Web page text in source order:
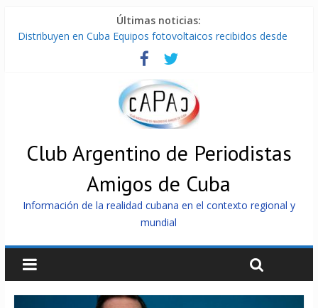
Últimas noticias:
Distribuyen en Cuba Equipos fotovoltaicos recibidos desde
La ONU condena medidas de EE.UU contra Cuba
Cuba alerta sobre doctrina militar de dominación de EEUU
Nuevas sanciones de EEUU contra Cuba apuntan a la
cooperación militar con Rusia y China
Brutal represión contra los que marchan para que no se
venda la patria
Club Argentino de Periodistas
Amigos de Cuba
Información de la realidad cubana en el contexto regional y
mundial